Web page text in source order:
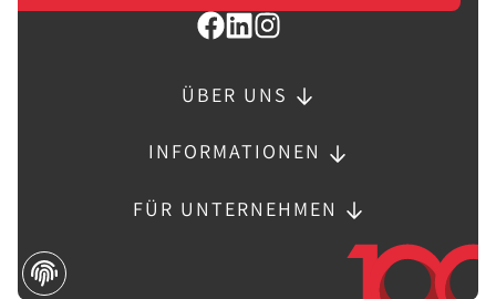
ÜBER UNS
INFORMATIONEN
FÜR UNTERNEHMEN